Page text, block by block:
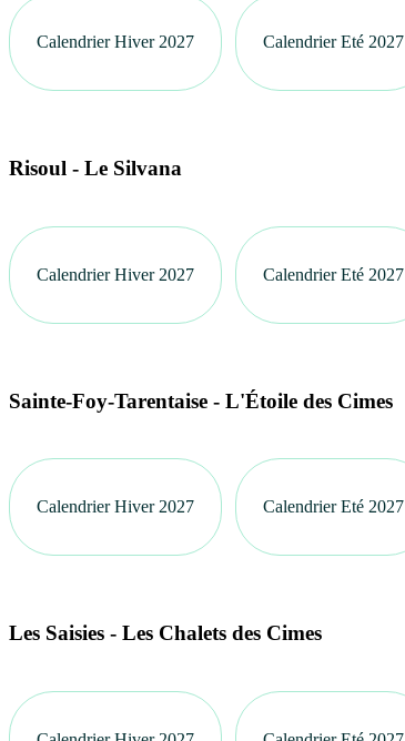
Calendrier Hiver 2027 Calendrier Eté 2027
Risoul - Le Silvana
Calendrier Hiver 2027 Calendrier Eté 2027
Sainte-Foy-Tarentaise - L'Étoile des Cimes
Calendrier Hiver 2027 Calendrier Eté 2027
Les Saisies - Les Chalets des Cimes